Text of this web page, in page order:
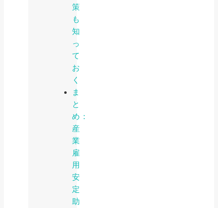
策
も
知
っ
て
お
く
ま
と
め：
産
業
雇
用
安
定
助